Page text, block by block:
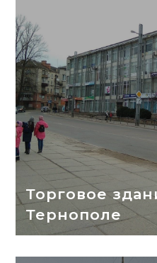
Торговое
Тернополе